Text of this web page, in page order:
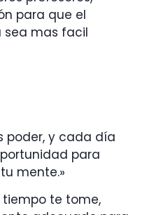
para que el
sea mas facil
poder, y cada día
para
mente.»
te tome,